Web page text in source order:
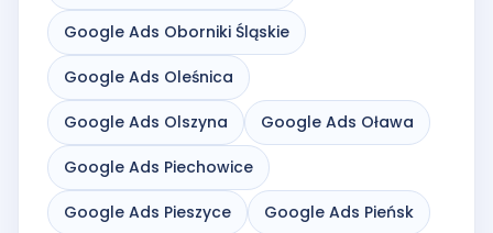
Google Ads Oborniki Śląskie
Google Ads Oleśnica
Google Ads Olszyna Google Ads Oława
Google Ads Piechowice
Google Ads Pieszyce Google Ads Pieńsk